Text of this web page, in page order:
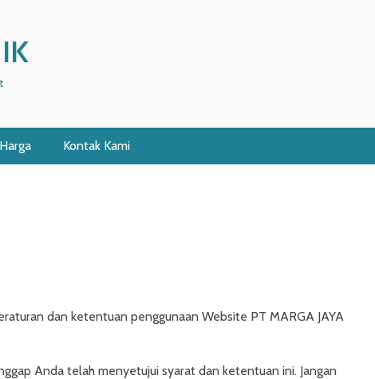
Harga Kontak Kami
dan ketentuan penggunaan Website PT MARGA JAYA
Anda telah menyetujui syarat dan ketentuan ini. Jangan